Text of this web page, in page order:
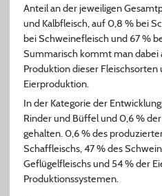
Anteil an der jeweiligen
und Kalbfleisch, auf 0,8 % bei
bei Schweinefleisch und 67 %
Summarisch kommt man dabei
Produktion dieser
Eierproduktion.
In der Kategorie der
Rinder und Büffel und 0,6 %
gehalten. 0,6 % des
Schaffleischs, 47 % des
Geflügelfleischs und 54 % der
Produktionssystemen.